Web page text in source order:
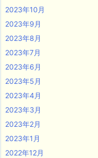
2023年10月
2023年9月
2023年8月
2023年7月
2023年6月
2023年5月
2023年4月
2023年3月
2023年2月
2023年1月
2022年12月